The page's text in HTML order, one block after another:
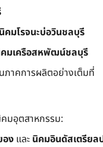
นิคมโรจนะบ่อวินชลบุรี
มเครือสหพัฒน์ชลบุรี
ภาคการผลิตอย่างเต็มที่
มอุตสาหกรรม:
อง และ นิคมอินดัสเตรียล